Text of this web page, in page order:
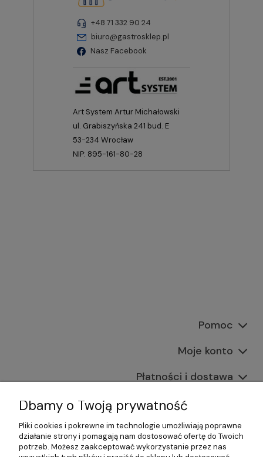
+48 71 332 90 24
biuro@gastrosklep.pl
Nasz Facebook
Art System Artur Michałowski
ul. Grabiszyńska 241 bud. E
53-234 Wrocław
NIP: 895-161-80-28
Pomoc
Moje konto
Płatności i dostawa
Informacje
O nas
Dbamy o Twoją prywatność
Pliki cookies i pokrewne im technologie umożliwiają poprawne
działanie strony i pomagają nam dostosować ofertę do Twoich
potrzeb. Możesz zaakceptować wykorzystanie przez nas